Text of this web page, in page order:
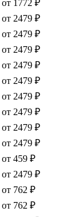
от 1772 ₽
от 2479 ₽
от 2479 ₽
от 2479 ₽
от 2479 ₽
от 2479 ₽
от 2479 ₽
от 2479 ₽
от 2479 ₽
от 2479 ₽
от 459 ₽
от 2479 ₽
от 762 ₽
от 762 ₽